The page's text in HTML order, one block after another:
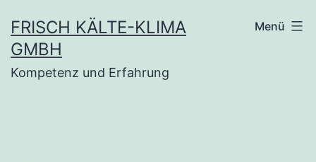
Inhalt
springen
FRISCH KÄLTE-KLIMA
GMBH
Kompetenz und Erfahrung
Menü